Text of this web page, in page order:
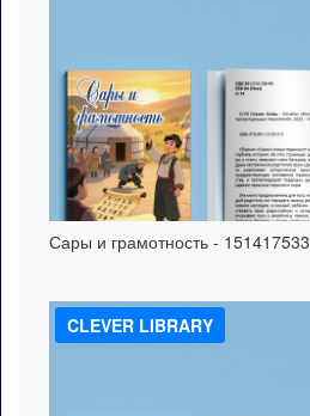
Сары и грамотность - 151417533
CLEVER LIBRARY